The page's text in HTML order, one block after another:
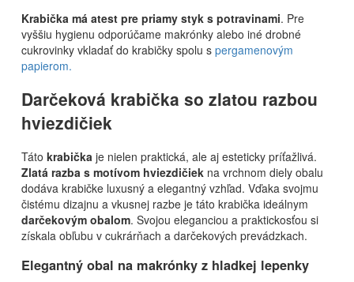
Krabička má atest pre priamy styk s potravinami. Pre
vyššiu hygienu odporúčame makrónky alebo iné drobné
cukrovinky vkladať do krabičky spolu s pergamenovým
papierom.
Darčeková krabička so zlatou razbou
hviezdičiek
Táto krabička je nielen praktická, ale aj esteticky príťažlivá.
Zlatá razba s motívom hviezdičiek na vrchnom diely obalu
dodáva krabičke luxusný a elegantný vzhľad. Vďaka svojmu
čistému dizajnu a vkusnej razbe je táto krabička ideálnym
darčekovým obalom. Svojou eleganciou a praktickosťou si
získala obľubu v cukrárňach a darčekových prevádzkach.
Elegantný obal na makrónky z hladkej lepenky